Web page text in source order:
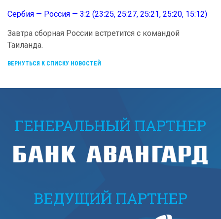
Сербия — Россия — 3:2 (23:25, 25:27, 25:21, 25:20, 15:12)
Завтра сборная России встретится с командой
Таиланда.
ВЕРНУТЬСЯ К СПИСКУ НОВОСТЕЙ
ГЕНЕРАЛЬНЫЙ ПАРТНЕР
ВЕДУЩИЙ ПАРТНЕР